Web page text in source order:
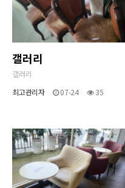
갤러리
갤러리
최고관리자
07-24 35